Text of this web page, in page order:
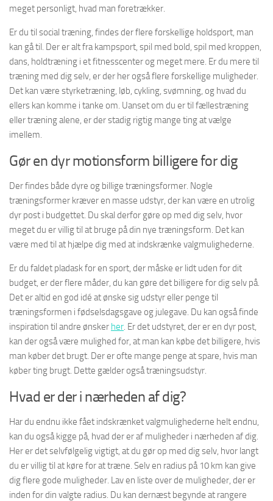
meget personligt, hvad man foretrækker.
Er du til social træning, findes der flere forskellige holdsport, man
kan gå til. Der er alt fra kampsport, spil med bold, spil med kroppen,
dans, holdtræning i et fitnesscenter og meget mere. Er du mere til
træning med dig selv, er der her også flere forskellige muligheder.
Det kan være styrketræning, løb, cykling, svømning, og hvad du
ellers kan komme i tanke om. Uanset om du er til fællestræning
eller træning alene, er der stadig rigtig mange ting at vælge
imellem.
Gør en dyr motionsform billigere for dig
Der findes både dyre og billige træningsformer. Nogle
træningsformer kræver en masse udstyr, der kan være en utrolig
dyr post i budgettet. Du skal derfor gøre op med dig selv, hvor
meget du er villig til at bruge på din nye træningsform. Det kan
være med til at hjælpe dig med at indskrænke valgmulighederne.
Er du faldet pladask for en sport, der måske er lidt uden for dit
budget, er der flere måder, du kan gøre det billigere for dig selv på.
Det er altid en god idé at ønske sig udstyr eller penge til
træningsformen i fødselsdagsgave og julegave. Du kan også finde
inspiration til andre ønsker her. Er det udstyret, der er en dyr post,
kan der også være mulighed for, at man kan købe det billigere, hvis
man køber det brugt. Der er ofte mange penge at spare, hvis man
køber ting brugt. Dette gælder også træningsudstyr.
Hvad er der i nærheden af dig?
Har du endnu ikke fået indskrænket valgmulighederne helt endnu,
kan du også kigge på, hvad der er af muligheder i nærheden af dig.
Her er det selvfølgelig vigtigt, at du gør op med dig selv, hvor langt
du er villig til at køre for at træne. Selv en radius på 10 km kan give
dig flere gode muligheder. Lav en liste over de muligheder, der er
inden for din valgte radius. Du kan dernæst begynde at rangere